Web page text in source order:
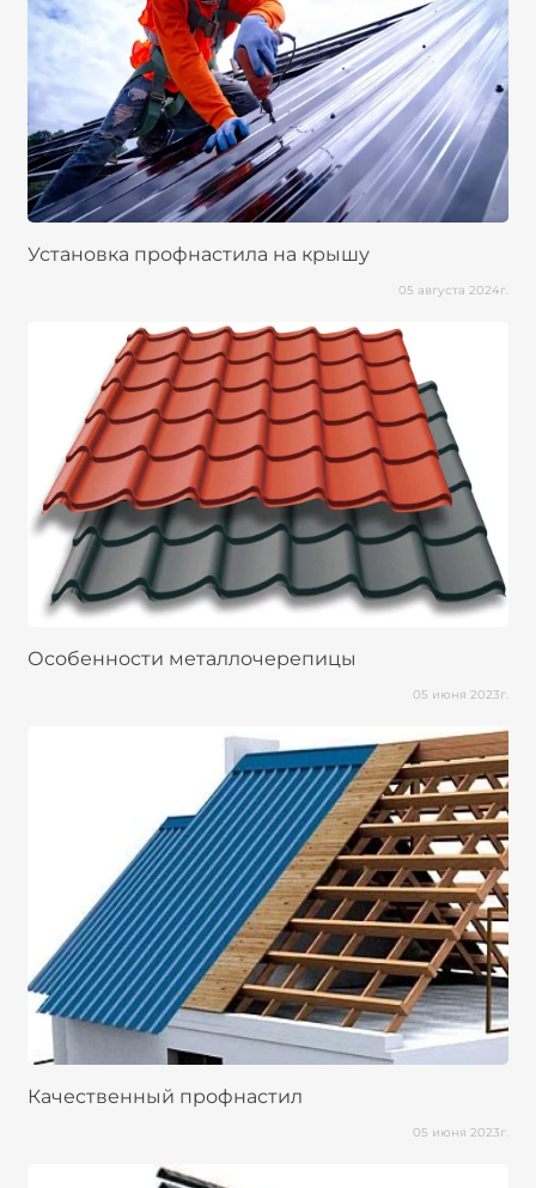
Установка профнастила на крышу
05 августа 2024г.
Особенности металлочерепицы
05 июня 2023г.
Качественный профнастил
05 июня 2023г.